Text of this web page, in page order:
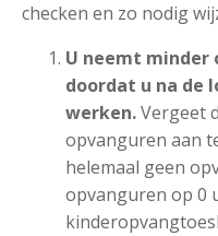
checken en zo nodig
U neemt minder
doordat u na de
werken.Vergeet
opvanguren aan
helemaal geen
opvanguren op 0